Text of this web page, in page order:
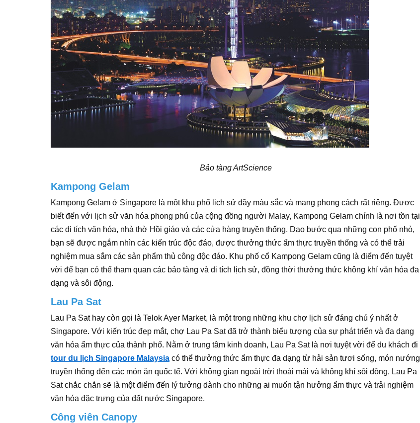
Bảo tàng ArtScience
Kampong Gelam
Kampong Gelam ở Singapore là một khu phố lịch sử đầy màu sắc và mang phong cách rất riêng. Được
biết đến với lịch sử văn hóa phong phú của cộng đồng người Malay, Kampong Gelam chính là nơi tồn tại
các di tích văn hóa, nhà thờ Hồi giáo và các cửa hàng truyền thống. Dạo bước qua những con phố nhỏ,
bạn sẽ được ngắm nhìn các kiến trúc độc đáo, được thưởng thức ẩm thực truyền thống và có thể trải
nghiệm mua sắm các sản phẩm thủ công độc đáo. Khu phố cổ Kampong Gelam cũng là điểm đến tuyệt
vời để bạn có thể tham quan các bảo tàng và di tích lịch sử, đồng thời thưởng thức không khí văn hóa đa
dạng và sôi động.
Lau Pa Sat​
Lau Pa Sat hay còn gọi là Telok Ayer Market, là một trong những khu chợ lịch sử đáng chú ý nhất ở
Singapore. Với kiến trúc đẹp mắt, chợ Lau Pa Sat đã trở thành biểu tượng của sự phát triển và đa dạng
văn hóa ẩm thực của thành phố. Nằm ở trung tâm kinh doanh, Lau Pa Sat là nơi tuyệt vời để du khách đi
tour du lịch Singapore Malaysia có thể thưởng thức ẩm thực đa dạng từ hải sản tươi sống, món nướng
truyền thống đến các món ăn quốc tế. Với không gian ngoài trời thoải mái và không khí sôi động, Lau Pa
Sat chắc chắn sẽ là một điểm đến lý tưởng dành cho những ai muốn tận hưởng ẩm thực và trải nghiệm
văn hóa đặc trưng của đất nước Singapore.
Công viên Canopy